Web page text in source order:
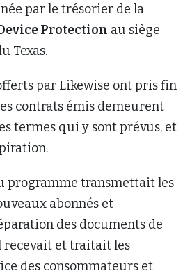
par le trésorier de la
Protection au siège
Texas.
par Likewise ont pris fin
contrats émis demeurent
termes qui y sont prévus, et
programme transmettait les
abonnés et
des documents de
recevait et traitait les
des consommateurs et